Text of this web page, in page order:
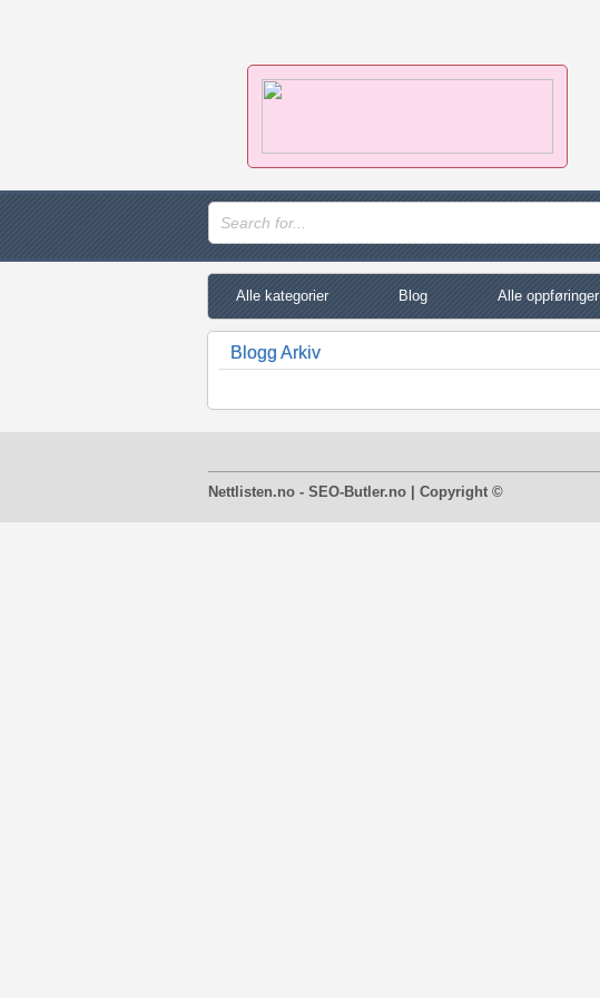
Alle kategorier Blog Alle oppføringer
Blogg Arkiv
Nettlisten.no - SEO-Butler.no | Copyright ©